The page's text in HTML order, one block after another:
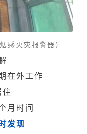
感火灾报警器）
在外工作
住
月时间
发现